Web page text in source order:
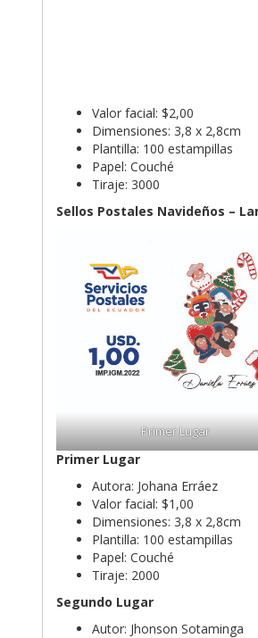
Valor facial: $2,00
Dimensiones: 3,8 x 2,8cm
Plantilla: 100 estampillas
Papel: Couché
Tiraje: 3000
Sellos Postales Navideños –
Primer Lugar
Primer Lugar
Autora: Johana Erráez
Valor facial: $1,00
Dimensiones: 3,8 x 2,8cm
Plantilla: 100 estampillas
Papel: Couché
Tiraje: 2000
Segundo Lugar
Autor: Jhonson Sotaminga